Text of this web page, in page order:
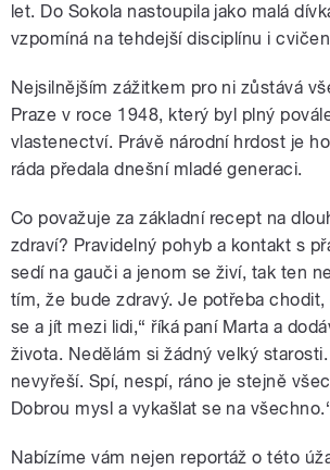
let. Do Sokola nastoupila jako malá
vzpomíná na tehdejší disciplínu i
Nejsilnějším zážitkem pro ni zůstává
Praze v roce 1948, který byl plný
vlastenectví. Právě národní hrdost je
ráda předala dnešní mladé generaci.
Co považuje za základní recept na
zdraví? Pravidelný pohyb a kontakt s
sedí na gauči a jenom se živí, tak ten
tím, že bude zdravý. Je potřeba
se a jít mezi lidi,“ říká paní Marta a
života. Nedělám si žádný velký
nevyřeší. Spí, nespí, ráno je stejně
Dobrou mysl a vykašlat se na
Nabízíme vám nejen reportáž o této